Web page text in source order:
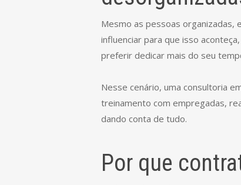
Mesmo as pessoas organizadas,
influenciar para que isso
preferir dedicar mais do seu
Nesse cenário, uma consultoria
treinamento com empregadas,
dando conta de tudo.
Por que